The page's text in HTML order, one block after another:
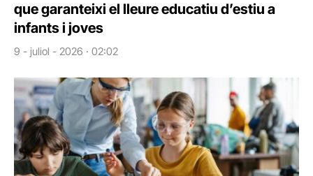
que garanteixi el lleure educatiu d’estiu a
infants i joves
9 - juliol - 2026 · 02:02